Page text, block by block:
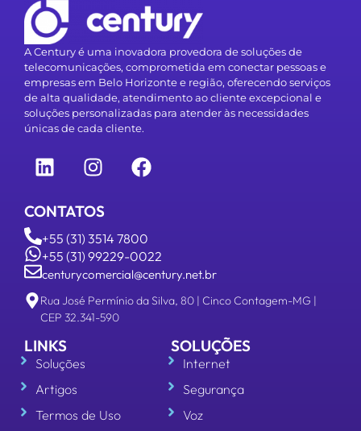
A Century é uma inovadora provedora de soluções de
telecomunicações, comprometida em conectar pessoas e
empresas em Belo Horizonte e região, oferecendo serviços
de alta qualidade, atendimento ao cliente excepcional e
soluções personalizadas para atender às necessidades
únicas de cada cliente.
CONTATOS
+55 (31) 3514 7800
+55 (31) 99229-0022
centurycomercial@century.net.br
Rua José Permínio da Silva, 80 | Cinco Contagem-MG |
CEP 32.341-590
LINKS
Soluções
Artigos
Termos de Uso
SOLUÇÕES
Internet
Segurança
Voz